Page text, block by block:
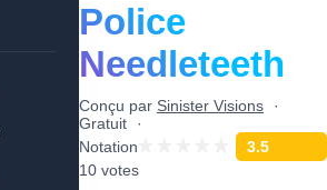
Police
Needleteeth
Conçu par Sinister Visions
Gratuit
Notation
3.5
10 votes